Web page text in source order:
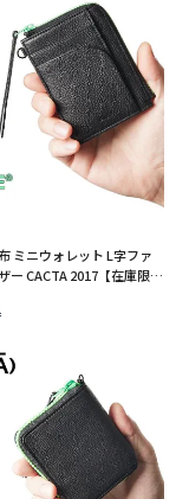
ミニウォレット L字ファ
ー CACTA 2017【在庫限